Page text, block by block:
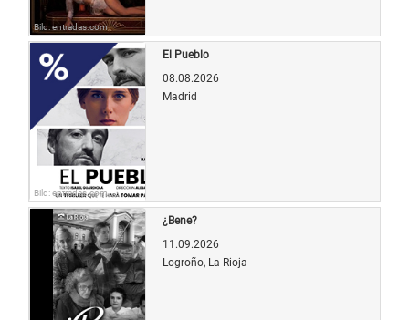
Bild: entradas.com
Bild: entradas.com
El Pueblo
08.08.2026
Madrid
¿Bene?
11.09.2026
Logroño, La Rioja